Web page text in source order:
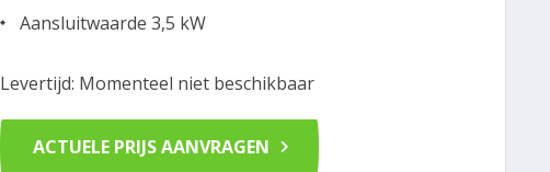
Levertijd: Momenteel niet beschikbaar
Aansluitwaarde 3,5 kW
ACTUELE PRIJS AANVRAGEN